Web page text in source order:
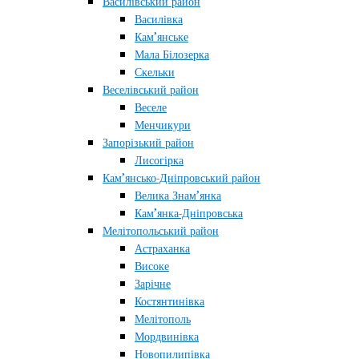
Василівка
Кам’янське
Мала Білозерка
Скельки
Веселівський район
Веселе
Менчикури
Запорізький район
Лисогірка
Кам’янсько-Дніпровський район
Велика Знам’янка
Кам’янка-Дніпровська
Мелітопольський район
Астраханка
Високе
Зарічне
Костянтинівка
Мелітополь
Мордвинівка
Новопилипівка